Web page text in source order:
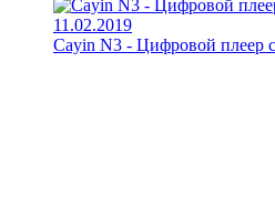
11.02.2019
Cayin N3 - Цифровой плеер